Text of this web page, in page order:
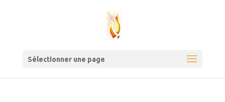
Sélectionner une page